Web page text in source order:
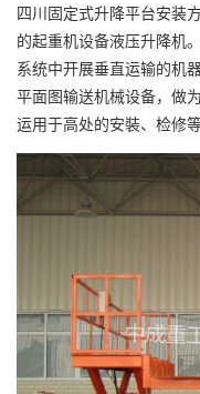
四川固定式升降平台安装
的起重机设备液压升降机
系统中开展垂直运输的机
平面图输送机械设备，做
运用于高处的安裝、检修等